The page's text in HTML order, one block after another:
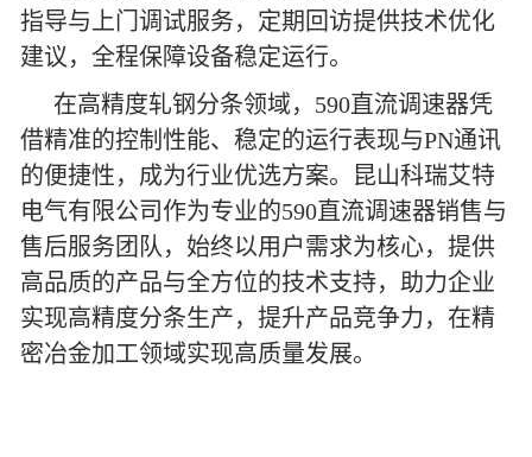
指导与上门调试服务，定期回访提供技术优化
建议，全程保障设备稳定运行。
在高精度轧钢分条领域，590直流调速器凭
借精准的控制性能、稳定的运行表现与PN通讯
的便捷性，成为行业优选方案。昆山科瑞艾特
电气有限公司作为专业的590直流调速器销售与
售后服务团队，始终以用户需求为核心，提供
高品质的产品与全方位的技术支持，助力企业
实现高精度分条生产，提升产品竞争力，在精
密冶金加工领域实现高质量发展。